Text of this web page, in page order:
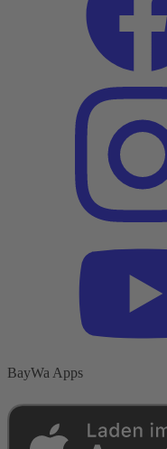
BayWa Apps